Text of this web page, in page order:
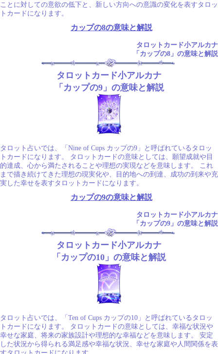
ことに対しての意欲の低下と、新しい方向への意識の変化を表すタロッ
トカードになります。
カップの8の意味と解説
タロットカード小アルカナ
「カップの8」の意味と解説
タロットカード小アルカナ
「カップの9」の意味と解説
タロット占いでは、「Nine of Cups カップの9」と呼ばれているタロッ
トカードになります。 タロットカードの意味としては、願望成就や目
的達成、心から満たされることや理想の実現などを意味します。 これ
まで描き続けてきた理想の現実化や、目的地への到達、成功の到来や充
実した幸せを表すタロットカードになります。
カップの9の意味と解説
タロットカード小アルカナ
「カップの9」の意味と解説
タロットカード小アルカナ
「カップの10」の意味と解説
タロット占いでは、「Ten of Cups カップの10」と呼ばれているタロッ
トカードになります。 タロットカードの意味としては、幸福な状況や
幸せな家庭、将来の家族設計や理想的な幸福などを意味します。 安定
した状況から得られる満足感や幸福な状況、幸せな家庭や人間関係を表